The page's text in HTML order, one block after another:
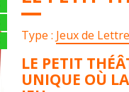
Type : Jeux de
LE PETIT
UNIQUE OÙ